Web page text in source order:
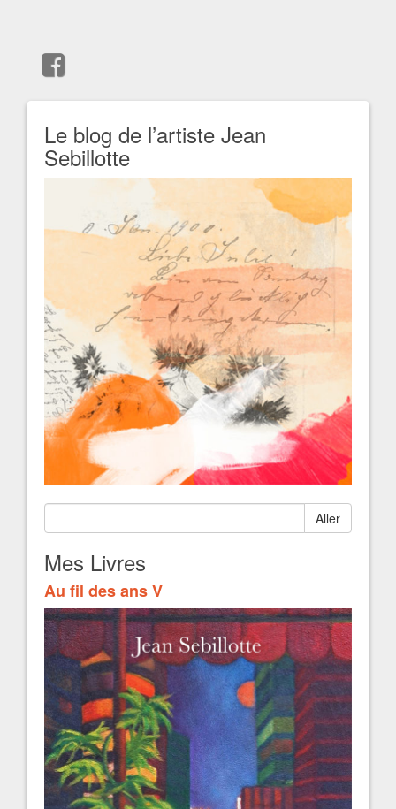
Le blog de l’artiste Jean
Sebillotte
Aller
Mes Livres
Au fil des ans V